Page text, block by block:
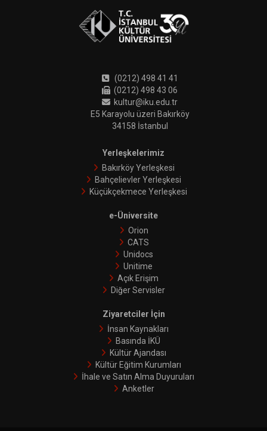
(0212) 498 41 41
(0212) 498 43 06
kultur@iku.edu.tr
E5 Karayolu üzeri Bakırköy
34158 İstanbul
Yerleşkelerimiz
Bakırköy Yerleşkesi
Bahçelievler Yerleşkesi
Küçükçekmece Yerleşkesi
e-Üniversite
Orion
CATS
Unidocs
Unitime
Açık Erişim
Diğer Servisler
Ziyaretciler İçin
İnsan Kaynakları
Basında İKÜ
Kültür Ajandası
Kültür Eğitim Kurumları
İhale ve Satın Alma Duyuruları
Anketler